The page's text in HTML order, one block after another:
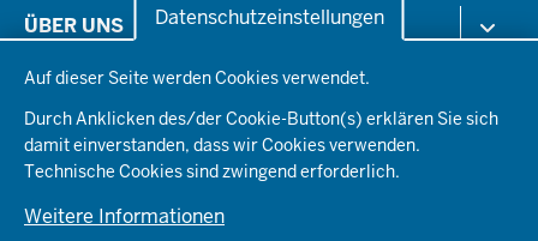
Datenschutzeinstellungen
Auf dieser Seite werden Cookies verwendet.
Durch Anklicken des/der Cookie-Button(s) erklären Sie sich
damit einverstanden, dass wir Cookies verwenden.
Technische Cookies sind zwingend erforderlich.
Weitere Informationen
Fußzeile
Gesundheit & Soziales
Kommunales & Wirtschaft
Planen & Bauen
Schule & Bildung
Umwelt & Natur
ÜBER UNS
Aktenpläne
Organisationsstruktur
Behördenleitung
Die Bezirksregierung
Organisationsplan
Arbeitgeberprofil
Stellenangebote
Ausbildung
PRESSE
Pressefotos
REGIONALRAT DÜSSELDORF